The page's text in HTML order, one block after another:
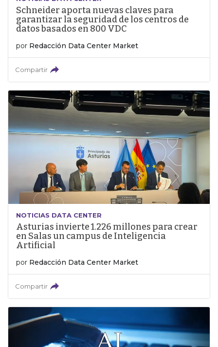
Schneider aporta nuevas claves para
garantizar la seguridad de los centros de
datos basados en 800 VDC
por Redacción Data Center Market
Compartir
NOTICIAS DATA CENTER
Asturias invierte 1.226 millones para crear
en Salas un campus de Inteligencia
Artificial
por Redacción Data Center Market
Compartir